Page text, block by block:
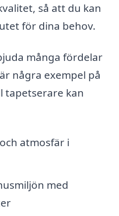
så att du kan
för dina behov.
många fördelar
några exempel på
tapetserare kan
atmosfär i
med